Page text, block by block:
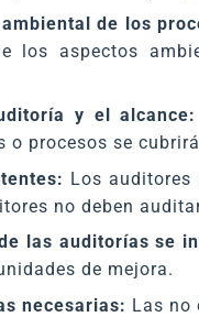
de los
los aspectos
y el alcance:
o procesos se
Los
no deben
las auditorías se
de mejora.
necesarias: Las no